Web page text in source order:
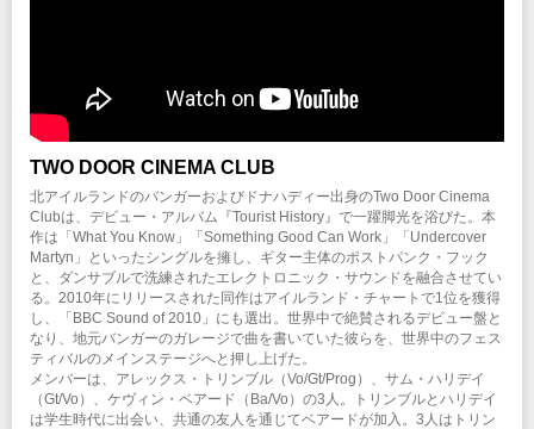
企画・制作・招聘：クリエイティブマンプロダクション
TWO DOOR CINEMA CLUB
北アイルランドのバンガーおよびドナハディー出身のTwo Door Cinema
Clubは、デビュー・アルバム『Tourist History』で一躍脚光を浴びた。本
作は「What You Know」「Something Good Can Work」「Undercover
Martyn」といったシングルを擁し、ギター主体のポストパンク・フック
と、ダンサブルで洗練されたエレクトロニック・サウンドを融合させてい
る。2010年にリリースされた同作はアイルランド・チャートで1位を獲得
し、「BBC Sound of 2010」にも選出。世界中で絶賛されるデビュー盤と
なり、地元バンガーのガレージで曲を書いていた彼らを、世界中のフェス
ティバルのメインステージへと押し上げた。
メンバーは、アレックス・トリンブル（Vo/Gt/Prog）、サム・ハリデイ
（Gt/Vo）、ケヴィン・ベアード（Ba/Vo）の3人。トリンブルとハリデイ
は学生時代に出会い、共通の友人を通じてベアードが加入。3人はトリン